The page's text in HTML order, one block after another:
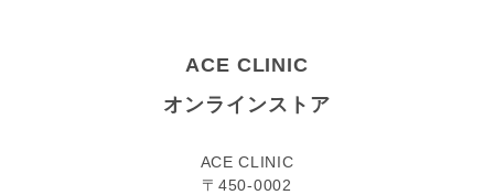
ACE CLINIC
オンラインストア
ACE CLINIC
〒450-0002